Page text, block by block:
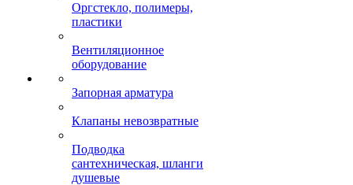
Оргстекло, полимеры,
пластики
Вентиляционное
оборудование
Запорная арматура
Клапаны невозвратные
Подводка
сантехническая, шланги
душевые